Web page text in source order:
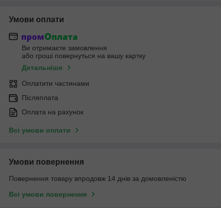
Умови оплати
Ви отримаєте замовлення
або гроші повернуться на вашу картку
Детальніше
Оплатити частинами
Післяплата
Оплата на рахунок
Всі умови оплати
Умови повернення
Повернення товару впродовж 14 днів за домовленістю
Всі умови повернення